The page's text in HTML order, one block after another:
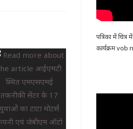
पत्रिका में चित्र
कार्यक्रम vob